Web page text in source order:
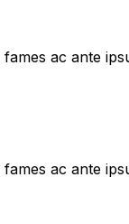
ac ante
ac ante